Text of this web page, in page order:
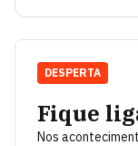
Fique
Nos
DESPERTA